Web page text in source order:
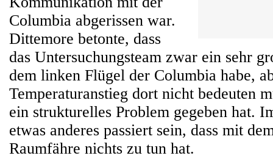
Columbia abgerissen war.
Dittemore betonte, dass
das Untersuchungsteam zwar ein sehr
dem linken Flügel der Columbia habe,
Temperaturanstieg dort nicht bedeuten
ein strukturelles Problem gegeben hat.
etwas anderes passiert sein, dass mit
Raumfähre nichts zu tun hat.